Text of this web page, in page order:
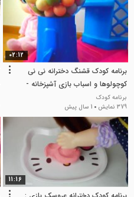
02:12
برنامه کودک قشنگ دخترانه نی نی
کوچولوها و اسباب بازی آشپزخانه -
فنجون های رنگی
برنامه کودک
379 نمایش
1 سال پیش
11:16